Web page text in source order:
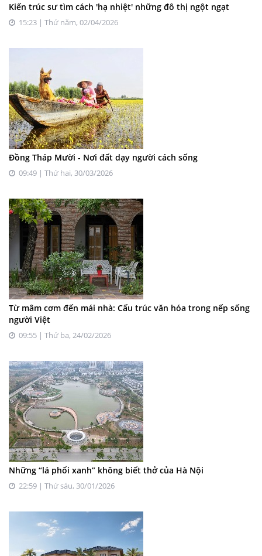
Kiến trúc sư tìm cách 'hạ nhiệt' những đô thị ngột ngạt
15:23 | Thứ năm, 02/04/2026
Đồng Tháp Mười - Nơi đất dạy người cách sống
09:49 | Thứ hai, 30/03/2026
Từ mâm cơm đến mái nhà: Cấu trúc văn hóa trong nếp sống
người Việt
09:55 | Thứ ba, 24/02/2026
Những “lá phổi xanh” không biết thở của Hà Nội
22:59 | Thứ sáu, 30/01/2026